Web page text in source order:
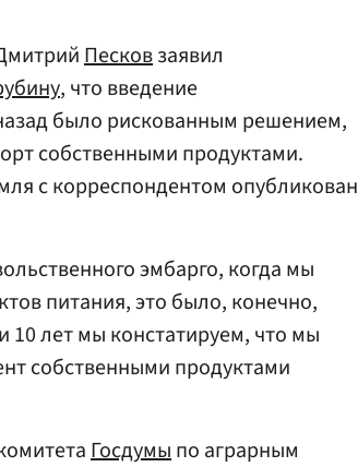
Песковзаявил
, что введение
было рискованным решением,
собственными продуктами.
с корреспондентом опубликован
эмбарго, когда мы
питания, это было, конечно,
10 лет мы констатируем, что мы
собственными продуктами
Госдумыпо аграрным